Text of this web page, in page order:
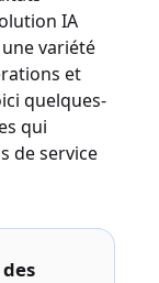
IA
variété
et
quelques-
qui
de service